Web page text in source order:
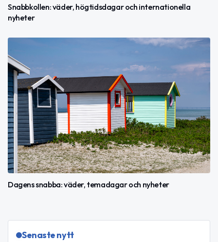
Snabbkollen: väder, högtidsdagar och internationella
nyheter
Dagens snabba: väder, temadagar och nyheter
Senaste nytt